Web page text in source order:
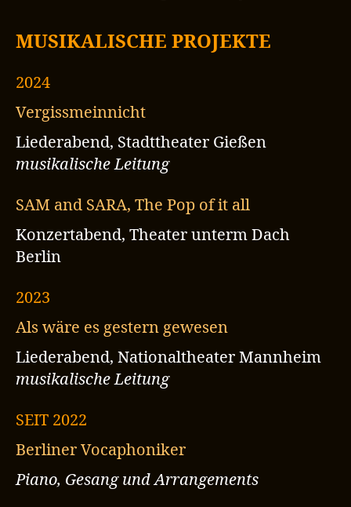
MUSIKALISCHE PROJEKTE
2024
Vergissmeinnicht
Liederabend, Stadttheater Gießen
musikalische Leitung
SAM and SARA, The Pop of it all
Konzertabend, Theater unterm Dach
Berlin
2023
Als wäre es gestern gewesen
Liederabend, Nationaltheater Mannheim
musikalische Leitung
SEIT 2022
Berliner Vocaphoniker
Piano, Gesang und Arrangements